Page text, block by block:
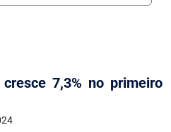
7,3% no primeiro